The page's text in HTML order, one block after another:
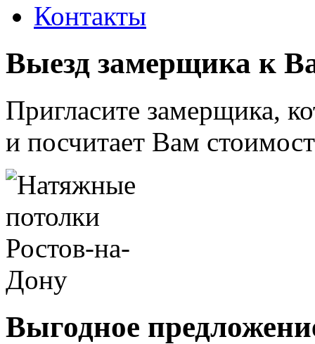
Контакты
Выезд замерщика к
Пригласите замерщика,
и посчитает Вам
Выгодное